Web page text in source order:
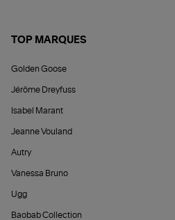
TOP MARQUES
Golden Goose
Jérôme Dreyfuss
Isabel Marant
Jeanne Vouland
Autry
Vanessa Bruno
Ugg
Baobab Collection